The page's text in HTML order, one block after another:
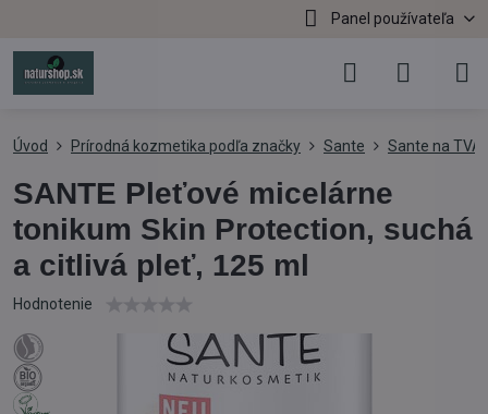
Panel používateľa
Úvod Prírodná kozmetika podľa značky Sante Sante na
SANTE Pleťové micelárne
tonikum Skin Protection, suchá
a citlivá pleť, 125 ml
Hodnotenie